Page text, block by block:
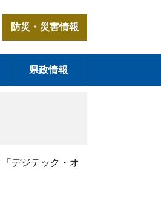
防災・災害情報
県政情報
「デジテック・オ